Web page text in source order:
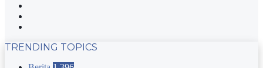
TRENDING TOPICS